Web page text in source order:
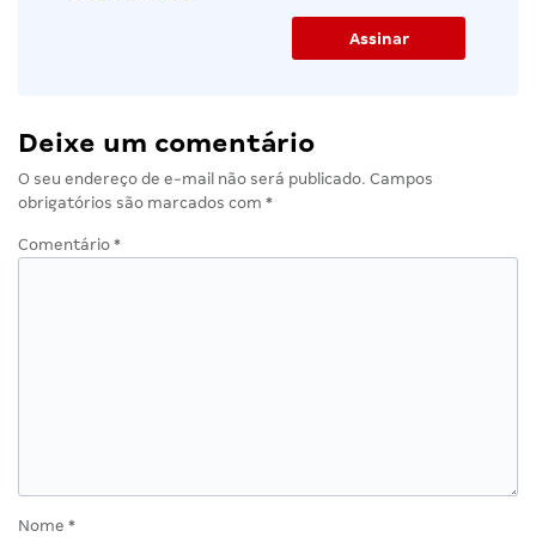
Deixe um comentário
O seu endereço de e-mail não será publicado. Campos
obrigatórios são marcados com *
Comentário *
Nome *